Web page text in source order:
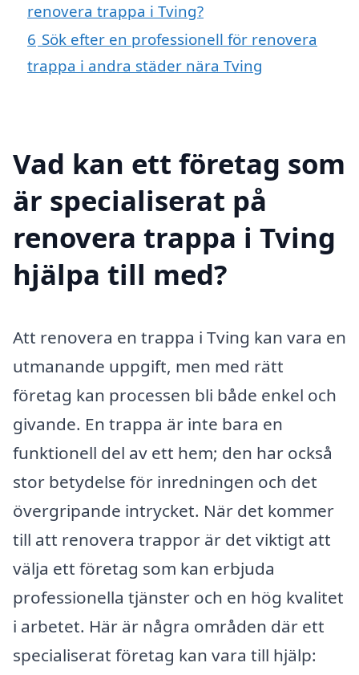
renovera trappa i Tving?
6 Sök efter en professionell för renovera
trappa i andra städer nära Tving
Vad kan ett företag som
är specialiserat på
renovera trappa i Tving
hjälpa till med?
Att renovera en trappa i Tving kan vara en
utmanande uppgift, men med rätt
företag kan processen bli både enkel och
givande. En trappa är inte bara en
funktionell del av ett hem; den har också
stor betydelse för inredningen och det
övergripande intrycket. När det kommer
till att renovera trappor är det viktigt att
välja ett företag som kan erbjuda
professionella tjänster och en hög kvalitet
i arbetet. Här är några områden där ett
specialiserat företag kan vara till hjälp: